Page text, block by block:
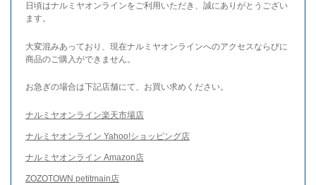
日頃はナルミヤオンラインをご利用いただき、誠にありがとうござい
ます。
大変混みあっており、現在ナルミヤオンラインへのアクセスならびに
商品のご購入ができません。
お急ぎの場合は下記店舗にて、お買い求めください。
ナルミヤオンライン楽天市場店
ナルミヤオンライン Yahoo!ショッピング店
ナルミヤオンライン Amazon店
ZOZOTOWN petitmain店